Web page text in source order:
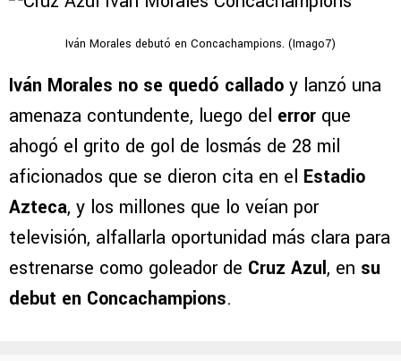
Iván Morales debutó en Concachampions. (Imago7)
Iván Morales no se quedó callado y lanzó una
amenaza contundente, luego del error que
ahogó el grito de gol de losmás de 28 mil
aficionados que se dieron cita en el Estadio
Azteca, y los millones que lo veían por
televisión, alfallarla oportunidad más clara para
estrenarse como goleador de Cruz Azul, en su
debut en Concachampions.